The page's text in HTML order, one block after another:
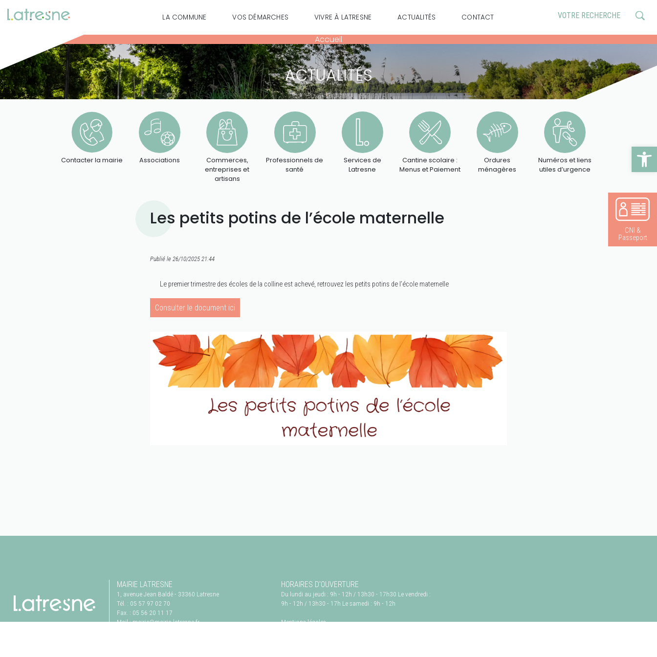
LA COMMUNE VOS DÉMARCHES VIVRE À LATRESNE ACTUALITÉS CONTACT
Accueil
ACTUALITÉS
Contacter la mairie Associations
Commerces,
entreprises et
artisans
Professionnels de
santé
Services de
Latresne
Cantine scolaire :
Menus et Paiement
Ordures
ménagères
Numéros et liens
utiles d’urgence
Les petits potins de l’école maternelle
Publié le 26/10/2025 21:44
Le premier trimestre des écoles de la colline est achevé, retrouvez les petits potins de l’école maternelle
Consulter le document ici
CNI &
Passeport
MAIRIE LATRESNE
1, avenue Jean Baldé- 33360 Latresne
Tél. : 05 57 97 02 70
Fax. : 05 56 20 11 17
Mail :mairie@mairie-latresne.fr
HORAIRES D'OUVERTURE
Du lundi au jeudi : 9h - 12h / 13h30 - 17h30 Le vendredi :
9h - 12h / 13h30 - 17h Le samedi : 9h - 12h
Mentions légales